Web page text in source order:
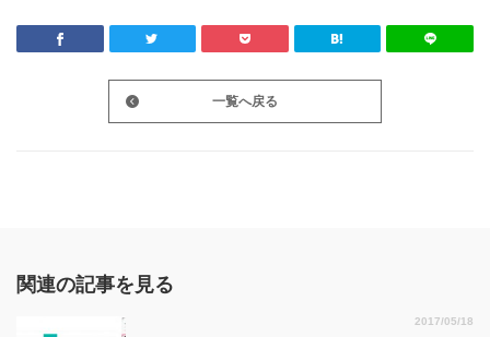
一覧へ戻る
関連の記事を見る
2017/05/18